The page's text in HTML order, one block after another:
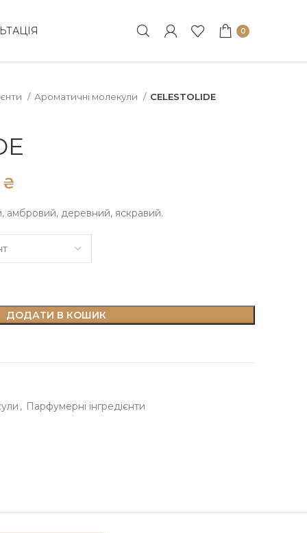
0
Ароматичні молекули CELESTOLIDE
₴
амбровий, деревний, яскравий.
ДОДАТИ В КОШИК
, Парфумерні інгредієнти